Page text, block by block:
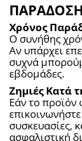
Χρόνος
Ο συνήθης
Αν υπάρχει
συχνά
εβδομάδες.
Ζημιές Κατά
Εάν το προϊόν
συσκευασίες,